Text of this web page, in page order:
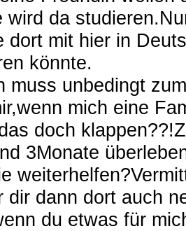
wird da
dort mit hier in
könnte.
muss unbedingt
mich eine
doch
3Monate
dir dann dort auch
du etwas für